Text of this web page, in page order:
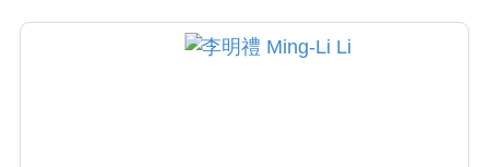
二例。在現今日新月異的醫療環境，李醫師不
斷追求創新及進步，期望造福更多病患。另